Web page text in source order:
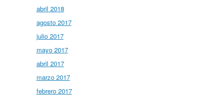
abril 2018
agosto 2017
julio 2017
mayo 2017
abril 2017
marzo 2017
febrero 2017